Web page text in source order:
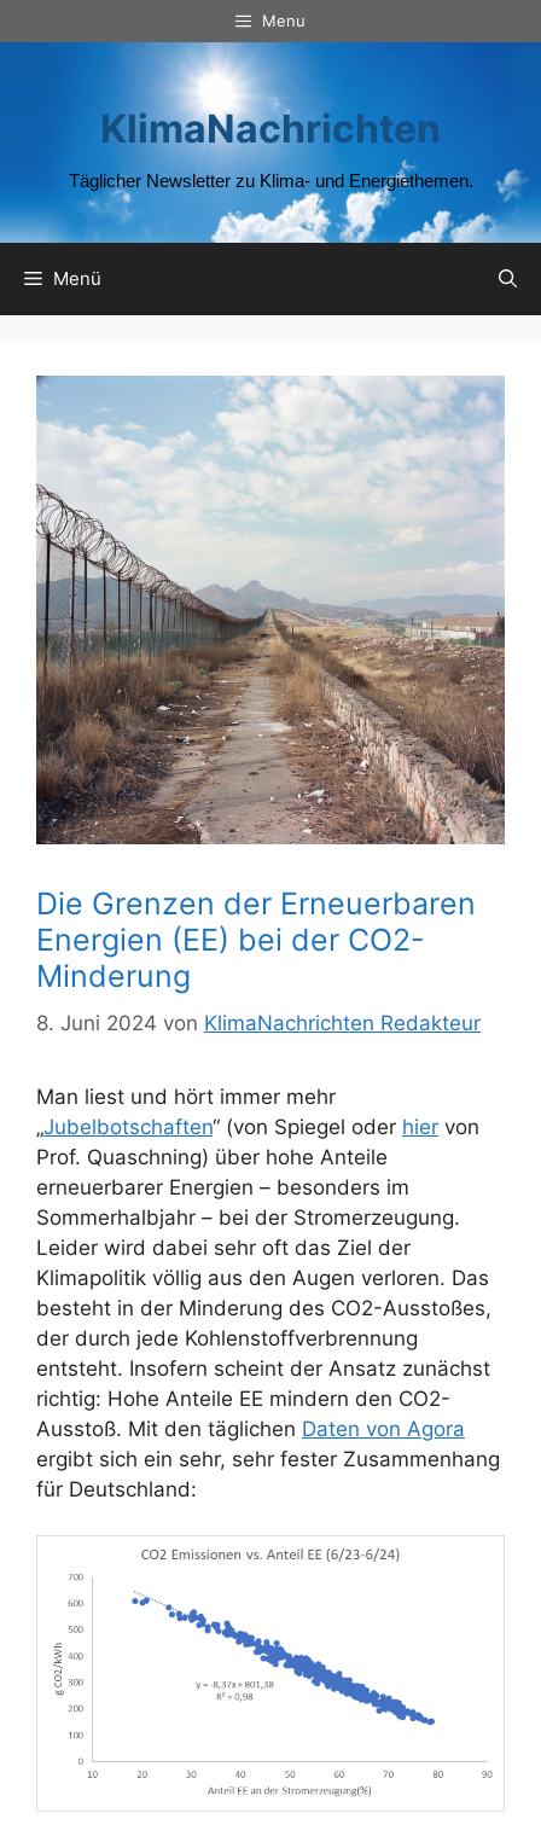
Inhalt
Menu
KlimaNachrichten
Täglicher Newsletter zu Klima- und Energiethemen.
Menü
Die Grenzen der Erneuerbaren
Energien (EE) bei der CO2-
Minderung
8. Juni 2024 von KlimaNachrichten Redakteur
Man liest und hört immer mehr
„Jubelbotschaften“ (von Spiegel oder hier von
Prof. Quaschning) über hohe Anteile
erneuerbarer Energien – besonders im
Sommerhalbjahr – bei der Stromerzeugung.
Leider wird dabei sehr oft das Ziel der
Klimapolitik völlig aus den Augen verloren. Das
besteht in der Minderung des CO2-Ausstoßes,
der durch jede Kohlenstoffverbrennung
entsteht. Insofern scheint der Ansatz zunächst
richtig: Hohe Anteile EE mindern den CO2-
Ausstoß. Mit den täglichen Daten von Agora
ergibt sich ein sehr, sehr fester Zusammenhang
für Deutschland: